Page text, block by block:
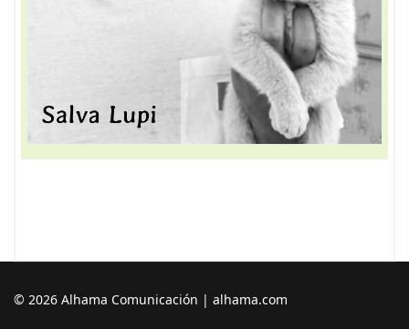
© 2026 Alhama Comunicación | alhama.com